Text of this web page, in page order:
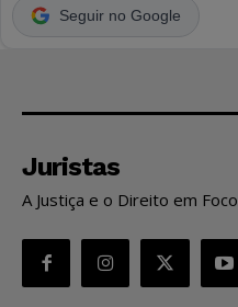
Seguir no Google
Juristas
A Justiça e o Direito em Foco